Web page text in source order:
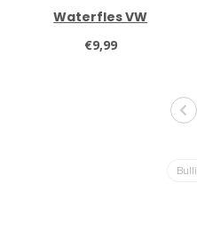
Waterfles VW
€9,99
Bulli